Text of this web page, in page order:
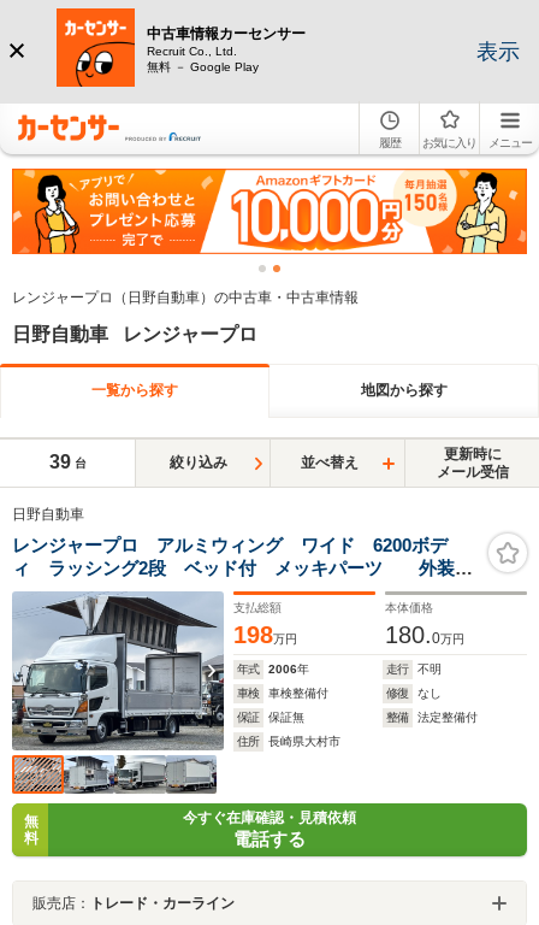
中古車情報カーセンサー
Recruit Co., Ltd.
無料 － Google Play
表示
履歴 お気に入り メニュー
レンジャープロ（日野自動車）の中古車・中古車情報
日野自動車 レンジャープロ
一覧から探す 地図から探す
39 台 絞り込み 並べ替え
更新時に
メール受信
日野自動車
レンジャープロ アルミウィング ワイド 6200ボデ
ィ ラッシング2段 ベッド付 メッキパーツ 外装仕
上済
支払総額
198万円
本体価格
180.0万円
年式 2006年 走行
不明
車検
車検整備付 修復
なし
保証
保証無 整備
法定整備付
住所
長崎県大村市
無
料
今すぐ在庫確認・見積依頼
電話する
販売店： トレード・カーライン